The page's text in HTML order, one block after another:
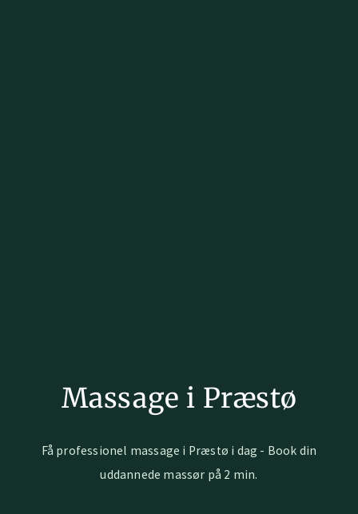
Massage i Præstø
Få professionel massage i Præstø i dag - Book din
uddannede massør på 2 min.